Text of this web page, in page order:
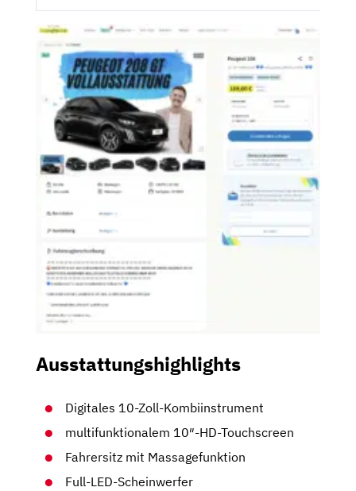
Ausstattungshighlights
Digitales 10-Zoll-Kombiinstrument
multifunktionalem 10″-HD-Touchscreen
Fahrersitz mit Massagefunktion
Full-LED-Scheinwerfer